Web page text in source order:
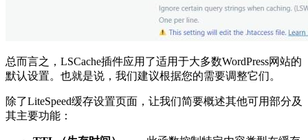
总而言之，LSCache插件应用了适用于大多数WordPress网站的
默认设置。也就是说，我们建议根据您的需要调整它们。
除了LiteSpeed缓存设置页面，让我们简要概述其他可用部分及
其主要功能：